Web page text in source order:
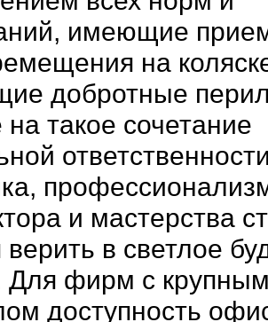
имеющие
на
добротные
на такое сочетание
и мастерства
верить в светлое
Для фирм с
доступность